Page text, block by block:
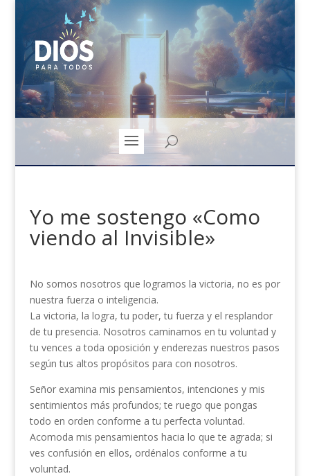
Yo me sostengo «Como
viendo al Invisible»
No somos nosotros que logramos la victoria, no es por
nuestra fuerza o inteligencia.
La victoria, la logra, tu poder, tu fuerza y el resplandor
de tu presencia. Nosotros caminamos en tu voluntad y
tu vences a toda oposición y enderezas nuestros pasos
según tus altos propósitos para con nosotros.
Señor examina mis pensamientos, intenciones y mis
sentimientos más profundos; te ruego que pongas
todo en orden conforme a tu perfecta voluntad.
Acomoda mis pensamientos hacia lo que te agrada; si
ves confusión en ellos, ordénalos conforme a tu
voluntad.